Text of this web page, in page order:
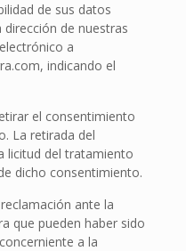
de sus datos
de nuestras
a
indicando el
el consentimiento
La retirada del
licitud del tratamiento
dicho consentimiento.
ante la
que pueden haber sido
a la